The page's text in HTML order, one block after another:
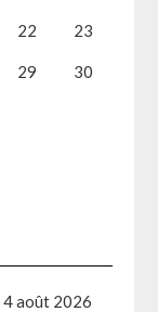
22 23
29 30
4 août 2026